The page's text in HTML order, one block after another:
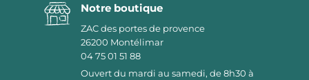
Notre boutique
ZAC des portes de provence
26200 Montélimar
04 75 01 51 88
Ouvert du mardi au samedi, de 8h30 à